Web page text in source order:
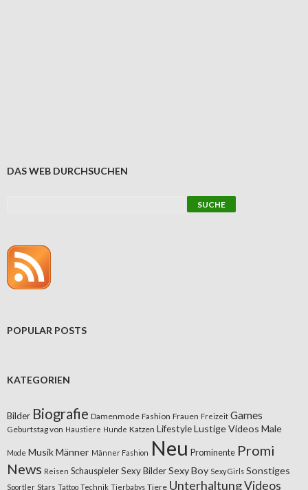
DAS WEB DURCHSUCHEN
POPULAR POSTS
KATEGORIEN
Bilder Biografie Damenmode Fashion Frauen Freizeit Games
Geburtstag von Haustiere Hunde Katzen LifestyleLustige Videos Male
Mode MusikMänner Männer Fashion Neu Prominente Promi
News Reisen Schauspieler Sexy BilderSexy Boy Sexy Girls Sonstiges
Sportler Stars Tattoo Technik Tierbabys Tiere UnterhaltungVideos